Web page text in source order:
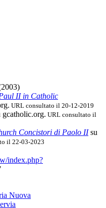
II in Catholic
URL consultato il 20-12-2019
gcatholic.org. URL consultato il
Concistori di Paolo II su
il 22-03-2023
index.php?
Nuova